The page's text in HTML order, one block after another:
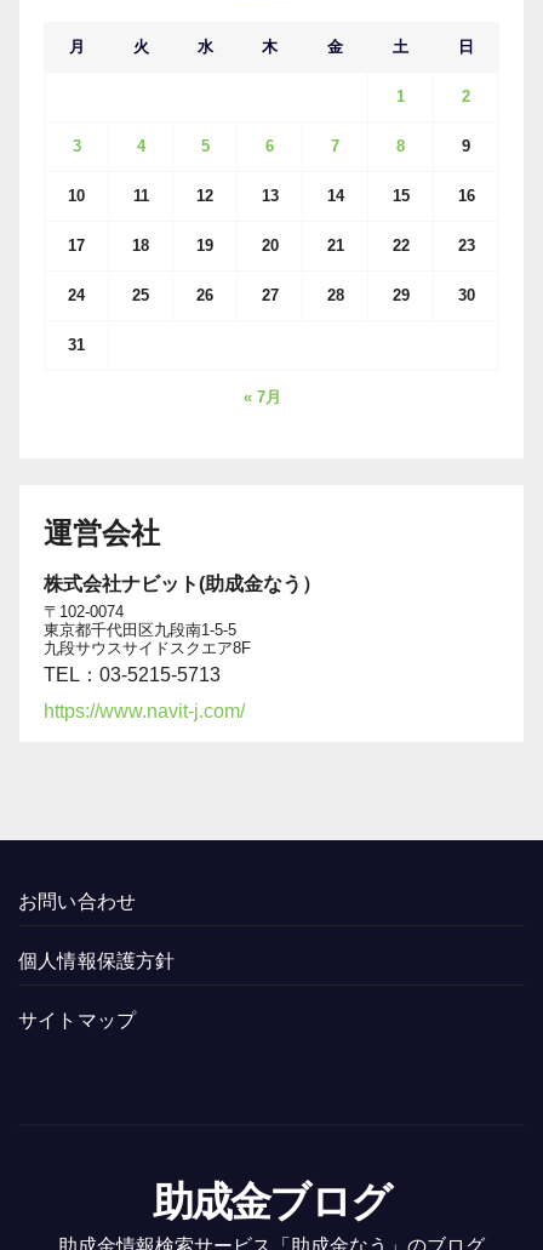
月 火 水 木 金 土 日
1 2
3 4 5 6 7 8 9
10 11 12 13 14 15 16
17 18 19 20 21 22 23
24 25 26 27 28 29 30
31
« 7月
運営会社
株式会社ナビット(助成金なう）
〒102-0074
東京都千代田区九段南1-5-5
九段サウスサイドスクエア8F
TEL：03-5215-5713
https://www.navit-j.com/
お問い合わせ
個人情報保護方針
サイトマップ
助成金ブログ
助成金情報検索サービス「助成金なう」のブログ